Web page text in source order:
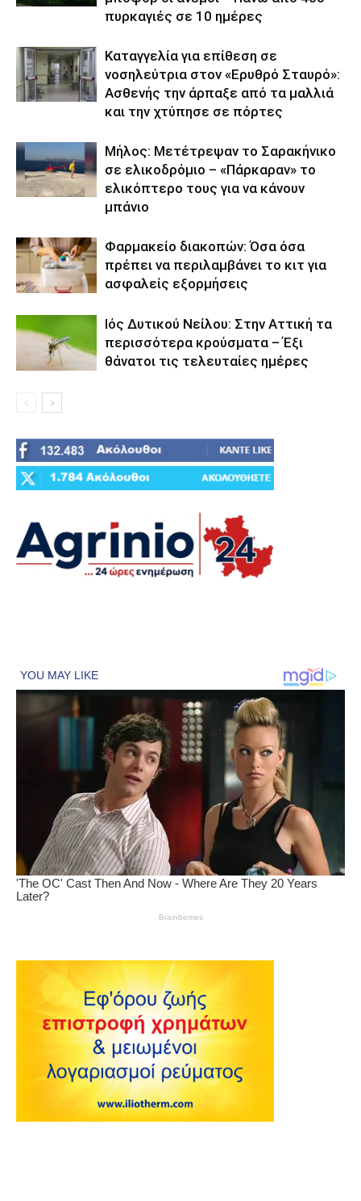
πυρκαγιές σε 10 ημέρες
Καταγγελία για επίθεση σε
νοσηλεύτρια στον «Ερυθρό Σταυρό»:
Ασθενής την άρπαξε από τα μαλλιά
και την χτύπησε σε πόρτες
Μήλος: Μετέτρεψαν το Σαρακήνικο
σε ελικοδρόμιο – «Πάρκαραν» το
ελικόπτερο τους για να κάνουν
μπάνιο
Φαρμακείο διακοπών: Όσα όσα
πρέπει να περιλαμβάνει το κιτ για
ασφαλείς εξορμήσεις
Ιός Δυτικού Νείλου: Στην Αττική τα
περισσότερα κρούσματα – Έξι
θάνατοι τις τελευταίες ημέρες